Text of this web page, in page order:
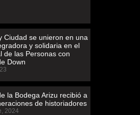
Ciudad se unieron en una
y solidaria en el
de las Personas con
Down
la Bodega Arizu recibió a
de historiadores
2024